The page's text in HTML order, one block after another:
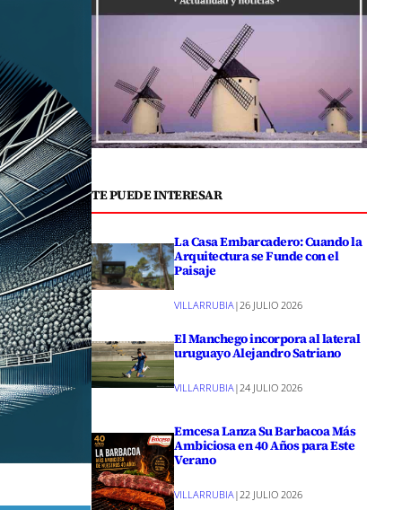
TE PUEDE INTERESAR
La Casa Embarcadero: Cuando la
Arquitectura se Funde con el
Paisaje
VILLARRUBIA | 26 JULIO 2026
El Manchego incorpora al lateral
uruguayo Alejandro Satriano
VILLARRUBIA|24 JULIO 2026
Emcesa Lanza Su Barbacoa Más
Ambiciosa en 40 Años para Este
Verano
VILLARRUBIA | 22 JULIO 2026